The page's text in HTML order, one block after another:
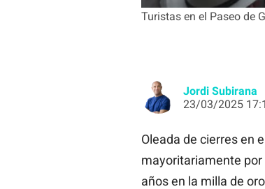
Turistas en el Paseo de
Jordi Subirana
23/03/2025
Oleada de cierres en
mayoritariamente
años en la milla de